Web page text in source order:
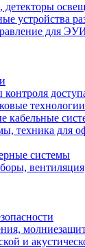
устройства
для
технологии
кабельные
техника для
системы
и